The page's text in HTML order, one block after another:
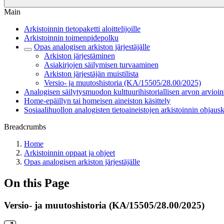
Main
Arkistoinnin tietopaketti aloittelijoille
Arkistoinnin toimenpidepolku
Opas analogisen arkiston järjestäjälle
Arkiston järjestäminen
Asiakirjojen säilymisen turvaaminen
Arkiston järjestäjän muistilista
Versio- ja muutoshistoria (KA/15505/28.00/2025)
Analogisen säilytysmuodon kulttuurihistoriallisen arvon
Home-epäillyn tai homeisen aineiston käsittely
Sosiaalihuollon analogisten tieto­aineistojen arkistoinnin
Breadcrumbs
Home
Arkistoinnin oppaat ja ohjeet
Opas analogisen arkiston järjestäjälle
On this Page
Versio- ja muutoshistoria (KA/15505/28.00/2025)